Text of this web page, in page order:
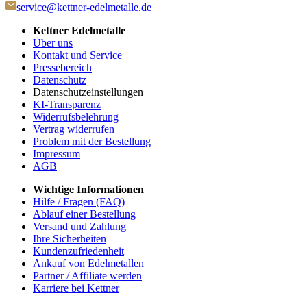
service@kettner-edelmetalle.de
Kettner Edelmetalle
Über uns
Kontakt und Service
Pressebereich
Datenschutz
Datenschutzeinstellungen
KI-Transparenz
Widerrufsbelehrung
Vertrag widerrufen
Problem mit der Bestellung
Impressum
AGB
Wichtige Informationen
Hilfe / Fragen (FAQ)
Ablauf einer Bestellung
Versand und Zahlung
Ihre Sicherheiten
Kundenzufriedenheit
Ankauf von Edelmetallen
Partner / Affiliate werden
Karriere bei Kettner